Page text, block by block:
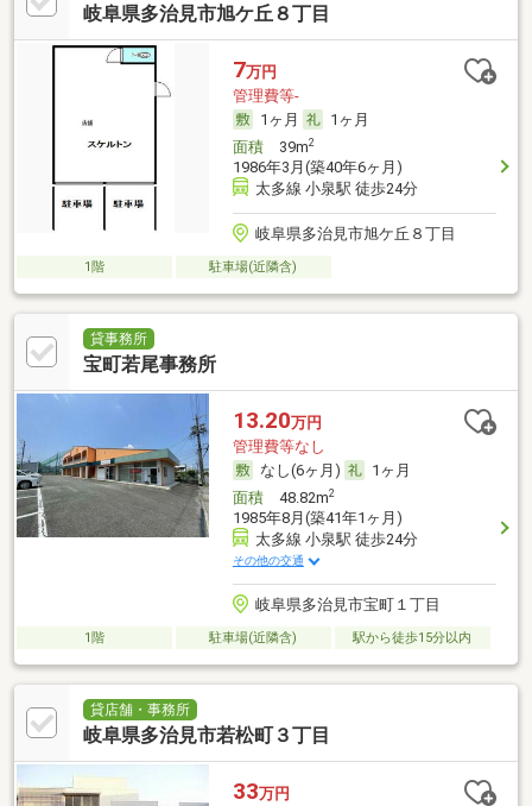
岐阜県多治見市旭ケ丘８丁目
7万円
管理費等-
1ヶ月
1ヶ月
面積39m2
1986年3月(築40年6ヶ月)
太多線 小泉駅 徒歩24分
岐阜県多治見市旭ケ丘８丁目
1階 駐車場(近隣含)
貸事務所
宝町若尾事務所
13.20万円
管理費等なし
なし(6ヶ月)
1ヶ月
面積48.82m2
1985年8月(築41年1ヶ月)
太多線 小泉駅 徒歩24分
その他の交通
岐阜県多治見市宝町１丁目
1階 駐車場(近隣含) 駅から徒歩15分以内
貸店舗・事務所
岐阜県多治見市若松町３丁目
33万円